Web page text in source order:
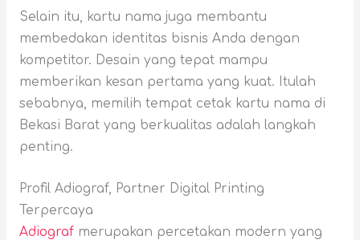
Selain itu, kartu nama juga membantu
membedakan identitas bisnis Anda dengan
kompetitor. Desain yang tepat mampu
memberikan kesan pertama yang kuat. Itulah
sebabnya, memilih tempat cetak kartu nama di
Bekasi Barat yang berkualitas adalah langkah
penting.
Profil Adiograf, Partner Digital Printing
Terpercaya
Adiografmerupakan percetakan modern yang